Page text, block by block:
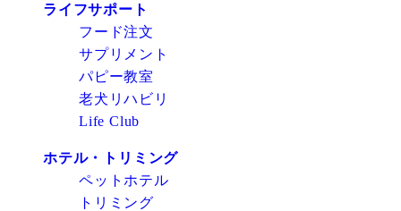
ライフサポート
フード注文
サプリメント
パピー教室
老犬リハビリ
Life Club
ホテル・トリミング
ペットホテル
トリミング